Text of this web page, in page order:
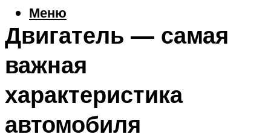
Меню
Двигатель — самая
важная
характеристика
автомобиля